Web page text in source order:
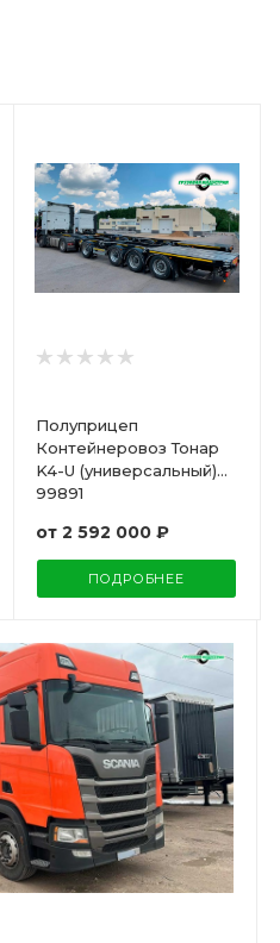
Полуприцеп
Контейнеровоз Тонар
K4-U (универсальный)
99891
от 2 592 000 ₽
ПОДРОБНЕЕ